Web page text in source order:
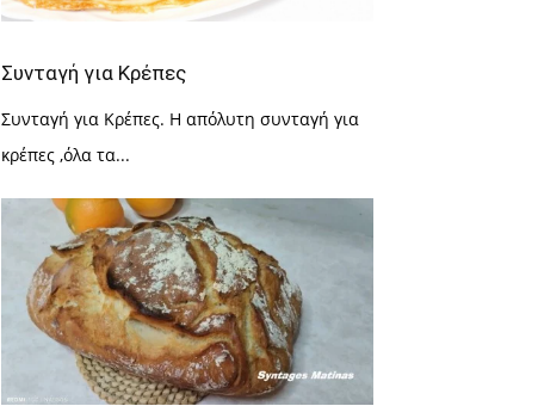
Συνταγή για Κρέπες
Συνταγή για Κρέπες. Η απόλυτη συνταγή για
κρέπες ,όλα τα...